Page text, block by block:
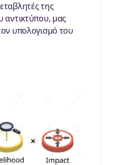
της
αντικτύπου, μας
υπολογισμό του